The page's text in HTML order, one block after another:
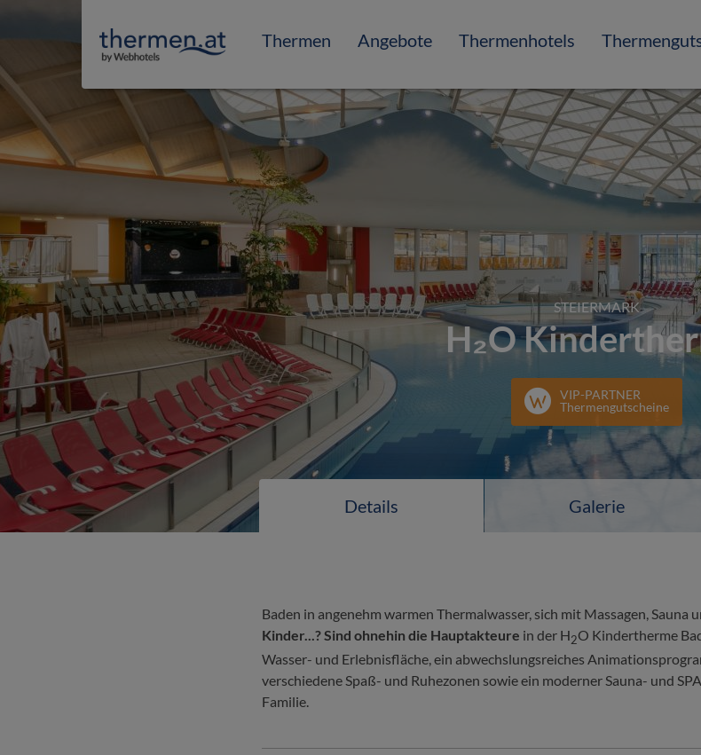
Thermen Angebote Thermenhotels
STEIERMARK
H₂O
VIP-PARTNER
Thermengutscheine
Details Galerie
Baden in angenehm warmen Thermalwasser, sich mit Massagen, Sauna
Kinder...? Sind ohnehin die Hauptakteure in der H2O Kindertherme
Wasser- und Erlebnisfläche, ein abwechslungsreiches
verschiedene Spaß- und Ruhezonen sowie ein moderner Sauna- und
Familie.